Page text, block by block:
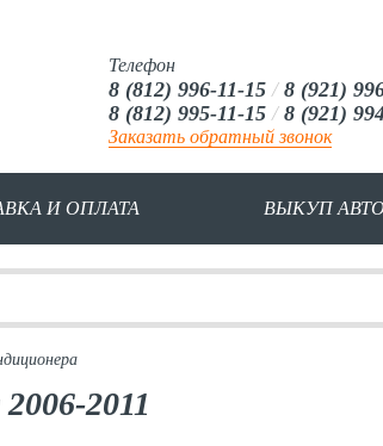
Телефон
8 (812) 996-11-15 / 8 (921)
8 (812) 995-11-15 / 8 (921)
Заказать обратный звонок
И ОПЛАТА ВЫКУП
2011